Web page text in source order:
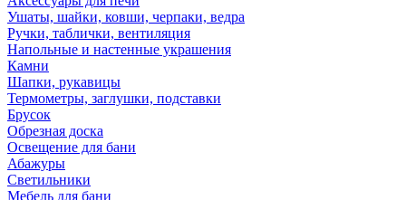
Ушаты, шайки, ковши, черпаки, ведра
Ручки, таблички, вентиляция
Напольные и настенные украшения
Камни
Шапки, рукавицы
Термометры, заглушки, подставки
Брусок
Обрезная доска
Освещение для бани
Абажуры
Светильники
Мебель для бани